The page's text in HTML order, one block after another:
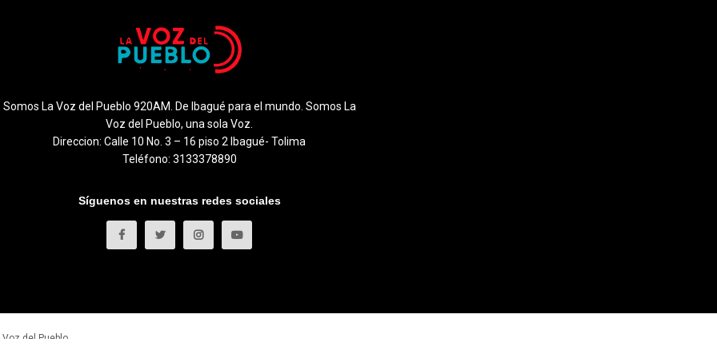
Somos La Voz del Pueblo 920AM. De Ibagué para el mundo. Somos La
Voz del Pueblo, una sola Voz.
Direccion: Calle 10 No. 3 – 16 piso 2 Ibagué- Tolima
Teléfono: 3133378890
Síguenos en nuestras redes sociales
Voz del Pueblo